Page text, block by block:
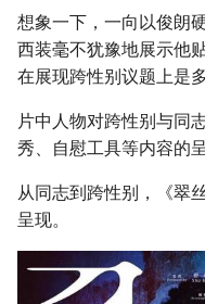
想象一下，一向以俊朗
西装毫不犹豫地展示他
在展现跨性别议题上是
片中人物对跨性别与同
秀、自慰工具等内容的
从同志到跨性别，《翠
呈现。